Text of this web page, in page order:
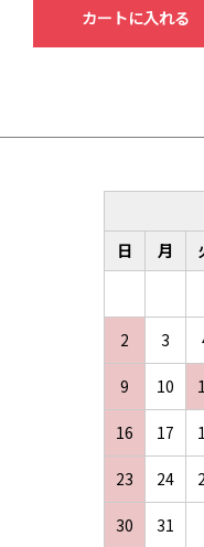
カートに入れる
日
月
2 3
9 10
16 17
23 24
30 31